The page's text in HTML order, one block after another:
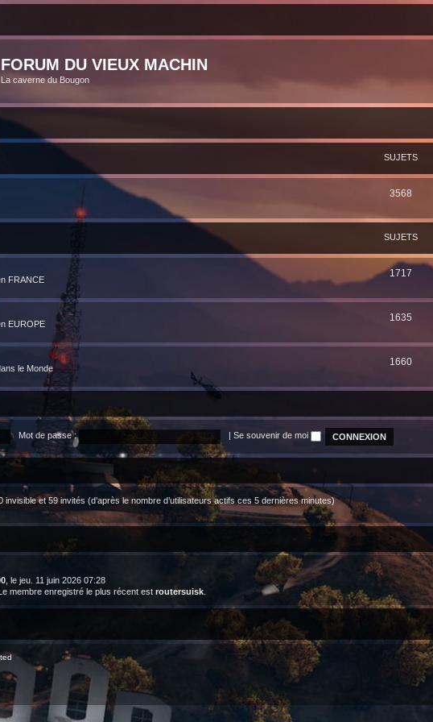
FORUM DU VIEUX MACHIN
La caverne du Bougon
SUJETS
3568
SUJETS
FRANCE
1717
EUROPE
1635
le Monde
1660
Mot de passe : Se souvenir de moi
et 59 invités (d’après le nombre d’utilisateurs actifs ces 5 dernières minutes)
, le jeu. 11 juin 2026 07:28
membre enregistré le plus récent est routersuisk